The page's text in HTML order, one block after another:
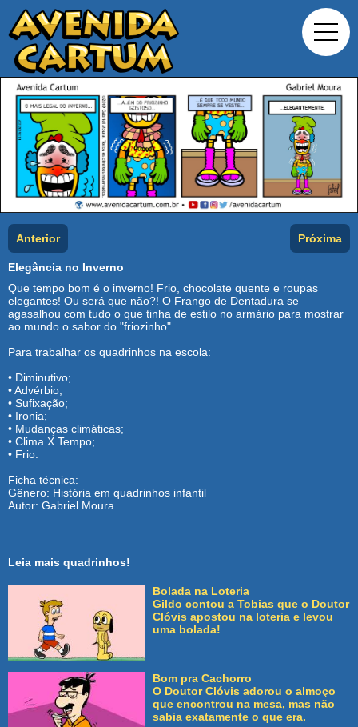
Anterior Próxima
Elegância no Inverno
Que tempo bom é o inverno! Frio, chocolate quente e roupas
elegantes! Ou será que não?! O Frango de Dentadura se
agasalhou com tudo o que tinha de estilo no armário para mostrar
ao mundo o sabor do "friozinho".
Para trabalhar os quadrinhos na escola:
• Diminutivo;
• Advérbio;
• Sufixação;
• Ironia;
• Mudanças climáticas;
• Clima X Tempo;
• Frio.
Ficha técnica:
Gênero: História em quadrinhos infantil
Autor: Gabriel Moura
Leia mais quadrinhos!
Bolada na Loteria
Gildo contou a Tobias que o Doutor
Clóvis apostou na loteria e levou
uma bolada!
Bom pra Cachorro
O Doutor Clóvis adorou o almoço
que encontrou na mesa, mas não
sabia exatamente o que era.